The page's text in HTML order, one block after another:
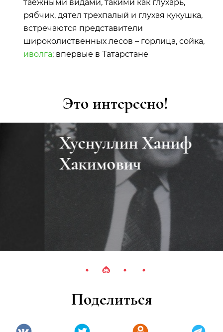
таежными видами, такими как глухарь,
рябчик, дятел трехпалый и глухая кукушка,
встречаются представители
широколиственных лесов – горлица, сойка,
иволга; впервые в Татарстане
Это интересно!
Хуснуллин Ханиф
Хакимович
Поделиться